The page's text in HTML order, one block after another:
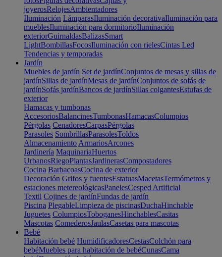
joyerosRelojesAmbientadores
Iluminación LámparasIluminación decorativaIluminación para
mueblesIluminación para dormitorioIluminación
exteriorGuirnaldasBalizasSmart
LightBombillasFocosIluminación con rielesCintas Led
Tendencias y temporadas
Jardín
Muebles de jardín Set de jardínConjuntos de mesas y sillas de
jardínSillas de jardínMesas de jardínConjuntos de sofás de
jardínSofás jardínBancos de jardínSillas colgantesEstufas de
exterior
Hamacas y tumbonas
AccesoriosBalancinesTumbonasHamacasColumpios
Pérgolas CenadoresCarpasPérgolas
Parasoles SombrillasParasolesToldos
Almacenamiento ArmariosArcones
Jardinería MaquinariaHuertos
UrbanosRiegoPlantasJardinerasCompostadores
Cocina BarbacoasCocina de exterior
Decoración Grifos y fuentesEstatuasMacetasTermómetros y
estaciones metereológicasPanelesCesped Artificial
Textil Cojines de jardínFundas de jardín
Piscina PlegableLimpieza de piscinasDuchaHinchable
Juguetes ColumpiosToboganesHinchablesCasitas
Mascotas ComederosJaulasCasetas para mascotas
Bebé
Habitación bebé HumidificadoresCestasColchón para
bebéMuebles para habitación de bebéCunasCama